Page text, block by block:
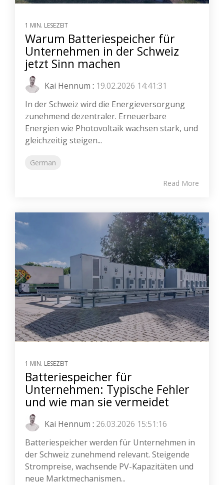
1 MIN. LESEZEIT
Warum Batteriespeicher für
Unternehmen in der Schweiz
jetzt Sinn machen
Kai Hennum : 19.02.2026 14:41:31
In der Schweiz wird die Energieversorgung
zunehmend dezentraler. Erneuerbare
Energien wie Photovoltaik wachsen stark, und
gleichzeitig steigen...
German
Read More
1 MIN. LESEZEIT
Batteriespeicher für
Unternehmen: Typische Fehler
und wie man sie vermeidet
Kai Hennum : 26.03.2026 15:51:16
Batteriespeicher werden für Unternehmen in
der Schweiz zunehmend relevant. Steigende
Strompreise, wachsende PV-Kapazitäten und
neue Marktmechanismen...